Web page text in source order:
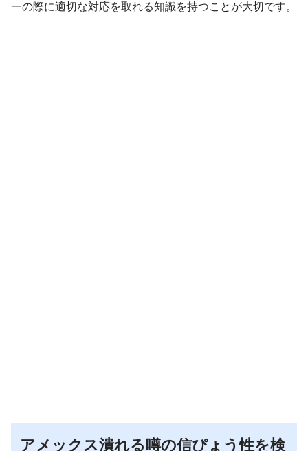
一の際に適切な対応を取れる知識を持つことが大切です。
アメックス潰れる噂の信ぴょう性を検